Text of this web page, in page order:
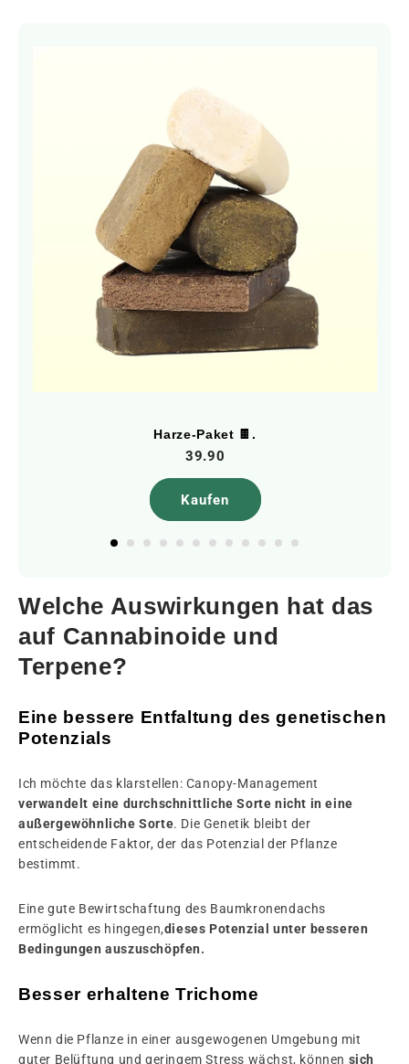
Harze-Paket 🍫.
39.90
Kaufen
Welche Auswirkungen hat das
auf Cannabinoide und
Terpene?
Eine bessere Entfaltung des genetischen
Potenzials
Ich möchte das klarstellen: Canopy-Management
verwandelt eine durchschnittliche Sorte nicht in eine
außergewöhnliche Sorte. Die Genetik bleibt der
entscheidende Faktor, der das Potenzial der Pflanze
bestimmt.
Eine gute Bewirtschaftung des Baumkronendachs
ermöglicht es hingegen,dieses Potenzial unter besseren
Bedingungen auszuschöpfen.
Besser erhaltene Trichome
Wenn die Pflanze in einer ausgewogenen Umgebung mit
guter Belüftung und geringem Stress wächst, können sich